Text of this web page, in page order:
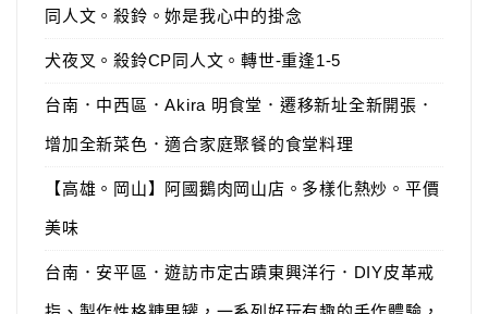
同人文。殺鈴。妳是我心中的掛念
犬夜叉。殺鈴CP同人文。轉世-重逢1-5
台南．中西區．Akira 明食堂．遷移新址全新開張．
增加全新菜色．適合家庭聚餐的食堂料理
【高雄。岡山】阿國鵝肉岡山店。多樣化熱炒。平價
美味
台南．安平區．遊訪市定古蹟東興洋行．DIY皮革戒